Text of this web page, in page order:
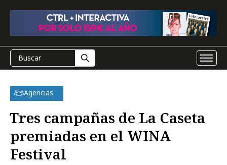
Agencias
Tres campañas de La Caseta
premiadas en el WINA
Festival